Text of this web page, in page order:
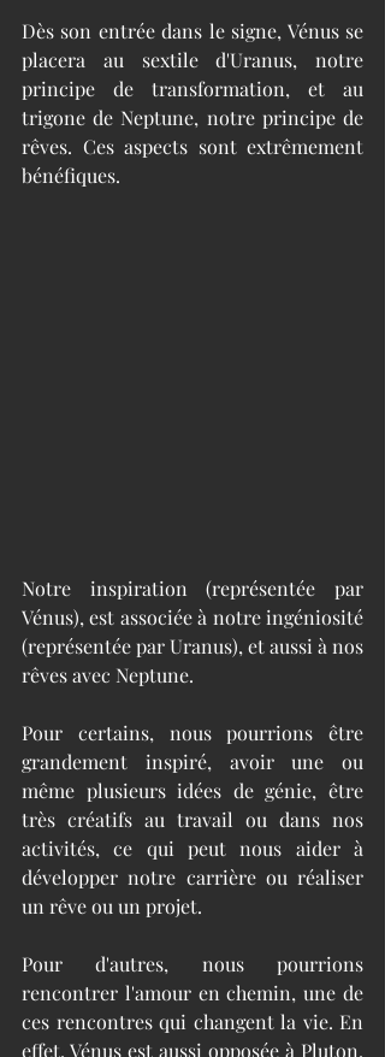
Dès son entrée dans le signe, Vénus se
placera au sextile d'Uranus, notre
principe de transformation, et au
trigone de Neptune, notre principe de
rêves. Ces aspects sont extrêmement
bénéfiques.
Notre inspiration (représentée par
Vénus), est associée à notre ingéniosité
(représentée par Uranus), et aussi à nos
rêves avec Neptune.
Pour certains, nous pourrions être
grandement inspiré, avoir une ou
même plusieurs idées de génie, être
très créatifs au travail ou dans nos
activités, ce qui peut nous aider à
développer notre carrière ou réaliser
un rêve ou un projet.
Pour d'autres, nous pourrions
rencontrer l'amour en chemin, une de
ces rencontres qui changent la vie. En
effet, Vénus est aussi opposée à Pluton,